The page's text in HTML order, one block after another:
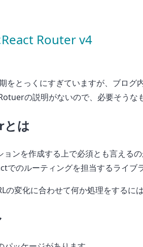
Router v4
をとっくにすぎていますが、ブログ
の説明がないので、必要そうな
は
ョンを作成する上で必須とも言える
でのルーティングを担当するライブ
の変化に合わせて何か処理をするに